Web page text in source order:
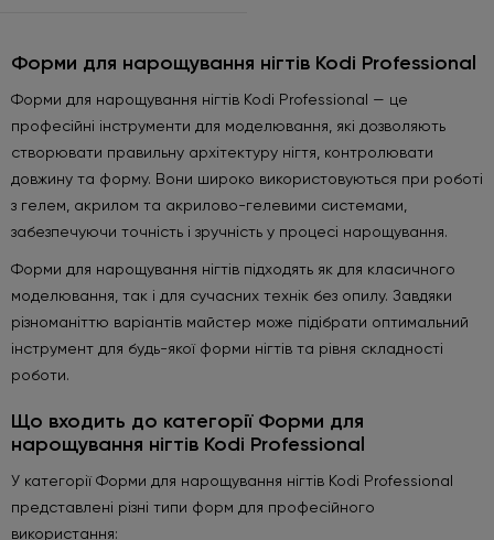
Форми для нарощування нігтів Kodi Professional
Форми для нарощування нігтів Kodi Professional — це
професійні інструменти для моделювання, які дозволяють
створювати правильну архітектуру нігтя, контролювати
довжину та форму. Вони широко використовуються при роботі
з гелем, акрилом та акрилово-гелевими системами,
забезпечуючи точність і зручність у процесі нарощування.
Форми для нарощування нігтів підходять як для класичного
моделювання, так і для сучасних технік без опилу. Завдяки
різноманіттю варіантів майстер може підібрати оптимальний
інструмент для будь-якої форми нігтів та рівня складності
роботи.
Що входить до категорії Форми для
нарощування нігтів Kodi Professional
У категорії Форми для нарощування нігтів Kodi Professional
представлені різні типи форм для професійного
використання: